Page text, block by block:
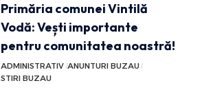
Primăria comunei Vintilă
Vodă: Vești importante
pentru comunitatea noastră!
ADMINISTRATIV ANUNTURI BUZAU
STIRI BUZAU